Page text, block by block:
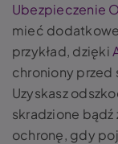
Ubezpieczenie
mieć
przykład, dzięki
chroniony przed
Uzyskasz
skradzione bądź
ochronę, gdy